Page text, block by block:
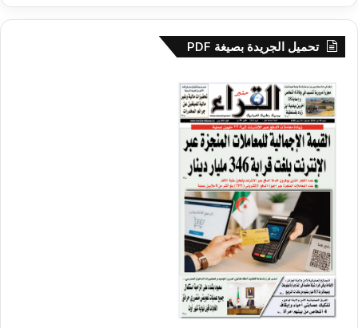
تحميل الجريدة بصيغة PDF